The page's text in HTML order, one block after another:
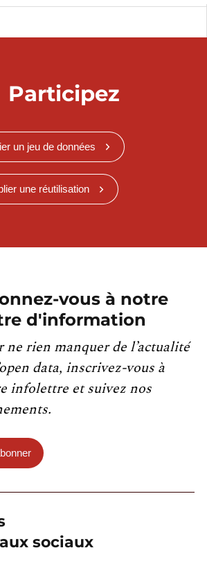
Participez
un jeu de données
une réutilisation
vous à notre
d'information
ne rien manquer de l’actualité
data, inscrivez-vous à
infolettre et suivez nos
sociaux